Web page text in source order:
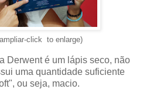
click to enlarge)
Derwent é um lápis seco, não
uma quantidade suficiente
ou seja, macio.